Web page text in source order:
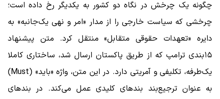
چگونه یک چرخش در نگاه دو کشور به یکدیگر رخ داده است؛
چرخشی که سیاست خارجی را از مدار «امر و نهی یک‌جانبه» به
دایره «تعهدات حقوقی متقابل» منتقل کرد. متن پیشنهاد
۱۵‌بندی ترامپ که از طریق پاکستان ارسال شد، ساختاری کاملا
یک‌طرفه، تکلیفی و آمریتی دارد. در این متن، واژه «باید» (Must)
به عنوان ترجیع‌بند بندهای کلیدی عمل می‌کند. در بندهای